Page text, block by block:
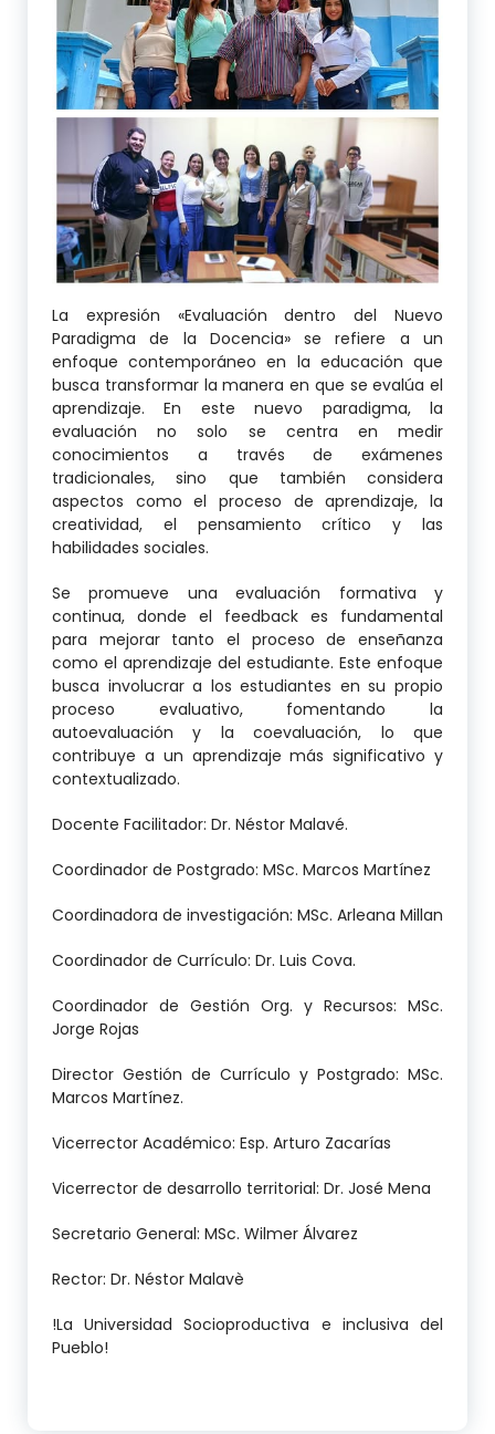
La expresión «Evaluación dentro del Nuevo
Paradigma de la Docencia» se refiere a un
enfoque contemporáneo en la educación que
busca transformar la manera en que se evalúa el
aprendizaje. En este nuevo paradigma, la
evaluación no solo se centra en medir
conocimientos a través de exámenes
tradicionales, sino que también considera
aspectos como el proceso de aprendizaje, la
creatividad, el pensamiento crítico y las
habilidades sociales.
Se promueve una evaluación formativa y
continua, donde el feedback es fundamental
para mejorar tanto el proceso de enseñanza
como el aprendizaje del estudiante. Este enfoque
busca involucrar a los estudiantes en su propio
proceso evaluativo, fomentando la
autoevaluación y la coevaluación, lo que
contribuye a un aprendizaje más significativo y
contextualizado.
Docente Facilitador: Dr. Néstor Malavé.
Coordinador de Postgrado: MSc. Marcos Martínez
Coordinadora de investigación: MSc. Arleana Millan
Coordinador de Currículo: Dr. Luis Cova.
Coordinador de Gestión Org. y Recursos: MSc.
Jorge Rojas
Director Gestión de Currículo y Postgrado: MSc.
Marcos Martínez.
Vicerrector Académico: Esp. Arturo Zacarías
Vicerrector de desarrollo territorial: Dr. José Mena
Secretario General: MSc. Wilmer Álvarez
Rector: Dr. Néstor Malavè
!La Universidad Socioproductiva e inclusiva del
Pueblo!